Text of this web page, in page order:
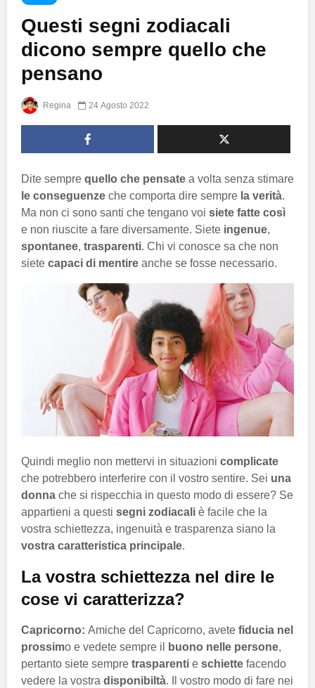
Questi segni zodiacali
dicono sempre quello che
pensano
Regina 24 Agosto 2022
Dite sempre quello che pensate a volta senza stimare
le conseguenze che comporta dire sempre la verità.
Ma non ci sono santi che tengano voi siete fatte così
e non riuscite a fare diversamente. Siete ingenue,
spontanee, trasparenti. Chi vi conosce sa che non
siete capaci di mentire anche se fosse necessario.
Quindi meglio non mettervi in situazioni complicate
che potrebbero interferire con il vostro sentire. Sei una
donna che si rispecchia in questo modo di essere? Se
appartieni a questi segni zodiacali è facile che la
vostra schiettezza, ingenuità e trasparenza siano la
vostra caratteristica principale.
La vostra schiettezza nel dire le
cose vi caratterizza?
Capricorno: Amiche del Capricorno, avete fiducia nel
prossimo e vedete sempre il buono nelle persone,
pertanto siete sempre trasparenti e schiette facendo
vedere la vostra disponibiltà. Il vostro modo di fare nei